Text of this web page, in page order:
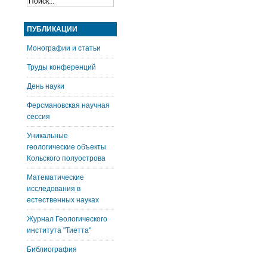
ПУБЛИКАЦИИ
Монографии и статьи
Труды конференций
День науки
Ферсмановская научная
сессия
Уникальные
геологические объекты
Кольского полуострова
Математические
исследования в
естественных науках
Журнал Геологического
института "Тиетта"
Библиография